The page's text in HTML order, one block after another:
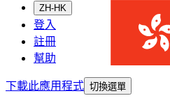
ZH-HK
登入
註冊
幫助
下載此應用程式 切換選單